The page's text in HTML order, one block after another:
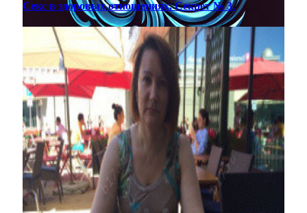
Секс в здоровых отношениях. Секрет № 3.